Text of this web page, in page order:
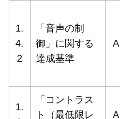
1.
4.
2
「音声の制
御」に関する
達成基準
A
1.
「コントラス
ト（最低限レ
A